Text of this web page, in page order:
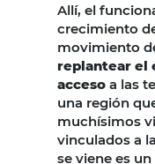
Allí, el
crecimiento
movimiento
replantear el
acceso a las
una región
muchísimos
vinculados a
se viene es